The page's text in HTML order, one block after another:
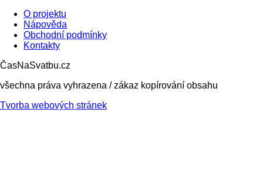
O projektu
Nápověda
Obchodní podmínky
Kontakty
ČasNaSvatbu.cz
všechna práva vyhrazena / zákaz kopírování obsahu
Tvorba webových stránek